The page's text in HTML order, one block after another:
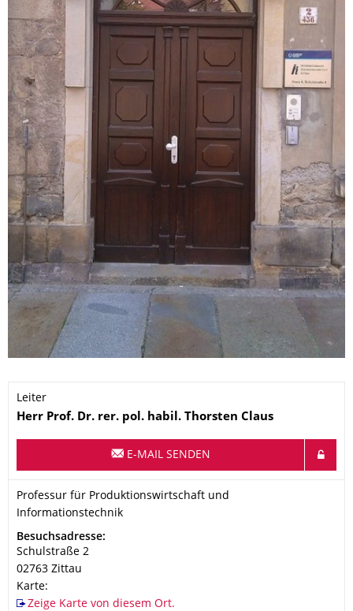
Leiter
Name
Herr Prof. Dr. rer. pol. habil. Thorsten Claus
E-MAIL SENDEN
Organisationsname
Professur für Produktionswirtschaft und Informationstechnik
Professur für Produktionswirtschaft und
Informationstechnik
Adresse
Besuchsadresse:
Schulstraße 2
02763 Zittau
Karte:
Zeige Karte von diesem Ort.